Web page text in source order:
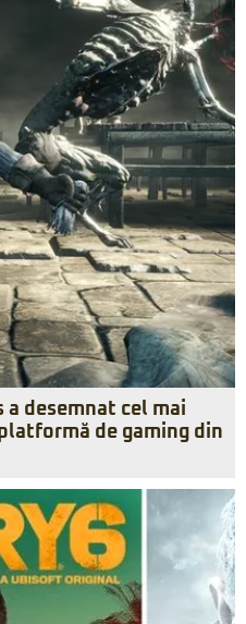
desemnat cel mai
de gaming din